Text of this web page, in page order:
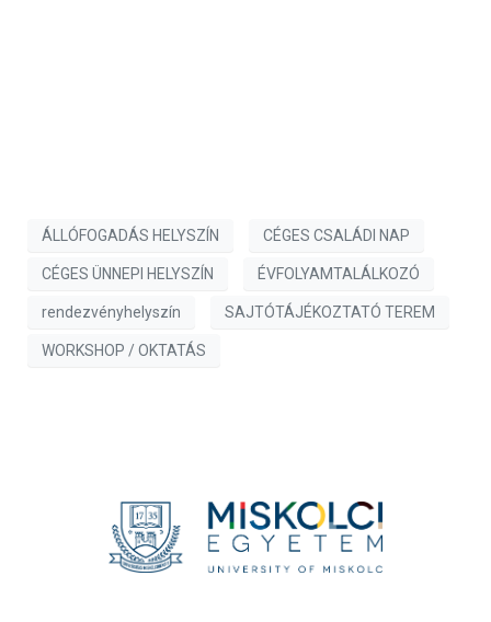
ÁLLÓFOGADÁS HELYSZÍN CÉGES CSALÁDI NAP
CÉGES ÜNNEPI HELYSZÍN ÉVFOLYAMTALÁLKOZÓ
rendezvényhelyszín SAJTÓTÁJÉKOZTATÓ TEREM
WORKSHOP / OKTATÁS